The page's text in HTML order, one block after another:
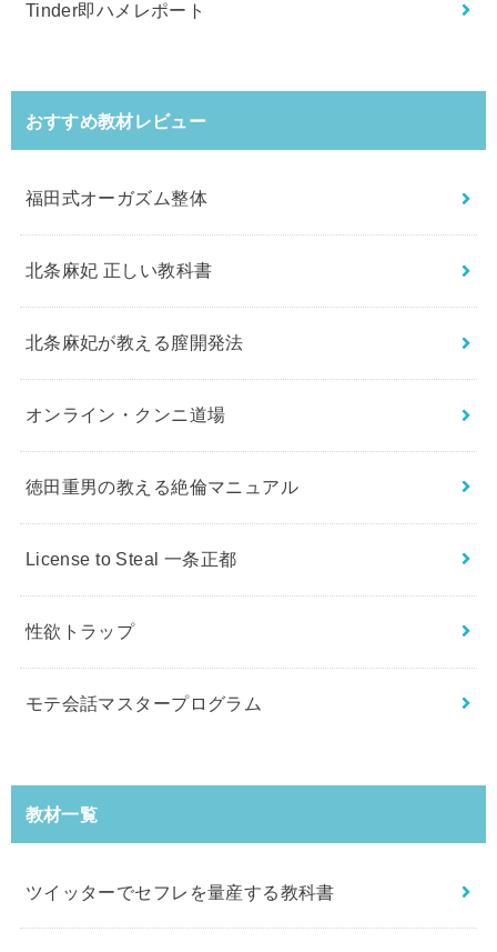
Tinder即ハメレポート
おすすめ教材レビュー
福田式オーガズム整体
北条麻妃 正しい教科書
北条麻妃が教える膣開発法
オンライン・クンニ道場
徳田重男の教える絶倫マニュアル
License to Steal 一条正都
性欲トラップ
モテ会話マスタープログラム
教材一覧
ツイッターでセフレを量産する教科書